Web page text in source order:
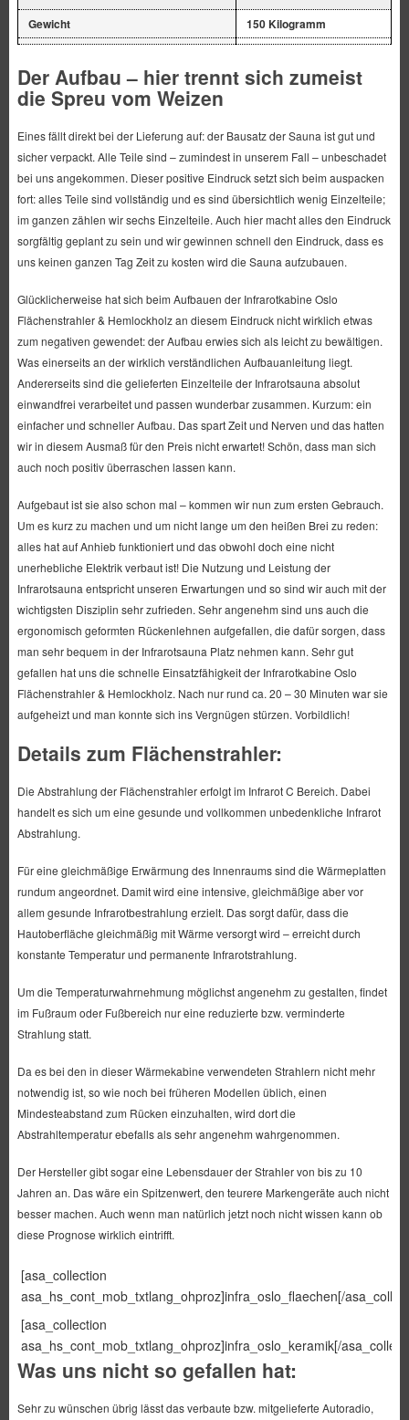
Gewicht
150 Kilogramm
Der Aufbau – hier trennt sich zumeist
die Spreu vom Weizen
Eines fällt direkt bei der Lieferung auf: der Bausatz der Sauna ist gut und
sicher verpackt. Alle Teile sind – zumindest in unserem Fall – unbeschadet
bei uns angekommen. Dieser positive Eindruck setzt sich beim auspacken
fort: alles Teile sind vollständig und es sind übersichtlich wenig Einzelteile;
im ganzen zählen wir sechs Einzelteile. Auch hier macht alles den Eindruck
sorgfältig geplant zu sein und wir gewinnen schnell den Eindruck, dass es
uns keinen ganzen Tag Zeit zu kosten wird die Sauna aufzubauen.
Glücklicherweise hat sich beim Aufbauen der Infrarotkabine Oslo
Flächenstrahler & Hemlockholz an diesem Eindruck nicht wirklich etwas
zum negativen gewendet: der Aufbau erwies sich als leicht zu bewältigen.
Was einerseits an der wirklich verständlichen Aufbauanleitung liegt.
Andererseits sind die gelieferten Einzelteile der Infrarotsauna absolut
einwandfrei verarbeitet und passen wunderbar zusammen. Kurzum: ein
einfacher und schneller Aufbau. Das spart Zeit und Nerven und das hatten
wir in diesem Ausmaß für den Preis nicht erwartet! Schön, dass man sich
auch noch positiv überraschen lassen kann.
Aufgebaut ist sie also schon mal – kommen wir nun zum ersten Gebrauch.
Um es kurz zu machen und um nicht lange um den heißen Brei zu reden:
alles hat auf Anhieb funktioniert und das obwohl doch eine nicht
unerhebliche Elektrik verbaut ist! Die Nutzung und Leistung der
Infrarotsauna entspricht unseren Erwartungen und so sind wir auch mit der
wichtigsten Disziplin sehr zufrieden. Sehr angenehm sind uns auch die
ergonomisch geformten Rückenlehnen aufgefallen, die dafür sorgen, dass
man sehr bequem in der Infrarotsauna Platz nehmen kann. Sehr gut
gefallen hat uns die schnelle Einsatzfähigkeit der Infrarotkabine Oslo
Flächenstrahler & Hemlockholz. Nach nur rund ca. 20 – 30 Minuten war sie
aufgeheizt und man konnte sich ins Vergnügen stürzen. Vorbildlich!
Details zum Flächenstrahler:
Die Abstrahlung der Flächenstrahler erfolgt im Infrarot C Bereich. Dabei
handelt es sich um eine gesunde und vollkommen unbedenkliche Infrarot
Abstrahlung.
Für eine gleichmäßige Erwärmung des Innenraums sind die Wärmeplatten
rundum angeordnet. Damit wird eine intensive, gleichmäßige aber vor
allem gesunde Infrarotbestrahlung erzielt. Das sorgt dafür, dass die
Hautoberfläche gleichmäßig mit Wärme versorgt wird – erreicht durch
konstante Temperatur und permanente Infrarotstrahlung.
Um die Temperaturwahrnehmung möglichst angenehm zu gestalten, findet
im Fußraum oder Fußbereich nur eine reduzierte bzw. verminderte
Strahlung statt.
Da es bei den in dieser Wärmekabine verwendeten Strahlern nicht mehr
notwendig ist, so wie noch bei früheren Modellen üblich, einen
Mindesteabstand zum Rücken einzuhalten, wird dort die
Abstrahltemperatur ebefalls als sehr angenehm wahrgenommen.
Der Hersteller gibt sogar eine Lebensdauer der Strahler von bis zu 10
Jahren an. Das wäre ein Spitzenwert, den teurere Markengeräte auch nicht
besser machen. Auch wenn man natürlich jetzt noch nicht wissen kann ob
diese Prognose wirklich eintrifft.
[asa_collection
asa_hs_cont_mob_txtlang_ohproz]infra_oslo_flaechen[/
[asa_collection
asa_hs_cont_mob_txtlang_ohproz]infra_oslo_keramik[/
Was uns nicht so gefallen hat:
Sehr zu wünschen übrig lässt das verbaute bzw. mitgelieferte Autoradio,